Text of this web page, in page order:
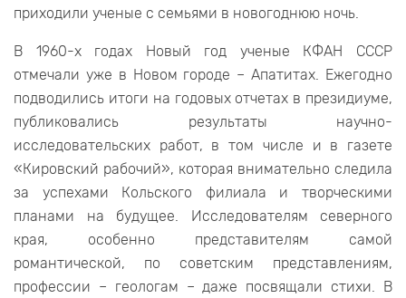
приходили ученые с семьями в новогоднюю ночь.
В 1960-х годах Новый год ученые КФАН СССР
отмечали уже в Новом городе – Апатитах. Ежегодно
подводились итоги на годовых отчетах в президиуме,
публиковались результаты научно-
исследовательских работ, в том числе и в газете
«Кировский рабочий», которая внимательно следила
за успехами Кольского филиала и творческими
планами на будущее. Исследователям северного
края, особенно представителям самой
романтической, по советским представлениям,
профессии – геологам – даже посвящали стихи. В